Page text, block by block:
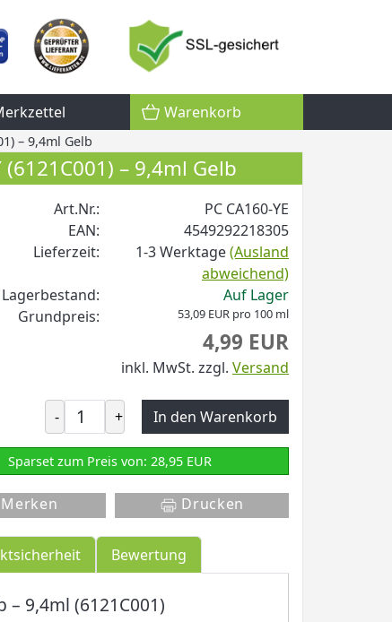
Warenkorb
– 9,4ml Gelb
– 9,4ml Gelb
Art.Nr.:
PC CA160-YE
EAN:
4549292218305
Lieferzeit:
1-3 Werktage(Ausland
abweichend)
Lagerbestand:
Auf Lager
Grundpreis:
53,09 EUR pro 100 ml
4,99 EUR
inkl. MwSt. zzgl. Versand
- + In den Warenkorb
Sparset zum Preis von: 28,95 EUR
Merken Drucken
Bewertung
9,4ml (6121C001)